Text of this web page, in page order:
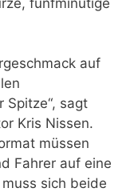
auf
Spitze“, sagt
Kris Nissen.
müssen
Fahrer auf eine
sich beide